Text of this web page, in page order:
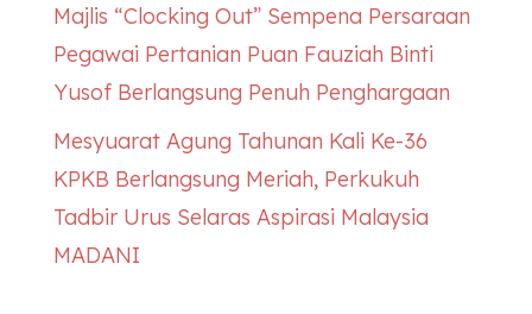
Majlis “Clocking Out” Sempena Persaraan
Pegawai Pertanian Puan Fauziah Binti
Yusof Berlangsung Penuh Penghargaan
Mesyuarat Agung Tahunan Kali Ke-36
KPKB Berlangsung Meriah, Perkukuh
Tadbir Urus Selaras Aspirasi Malaysia
MADANI